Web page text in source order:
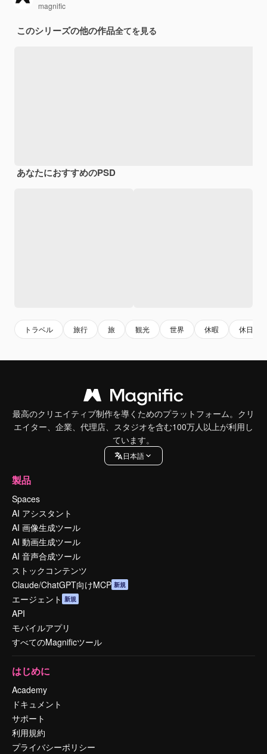
magnific
このシリーズの他の作品全てを見る
あなたにおすすめのPSD
トラベル 旅行 旅 観光 世界 休暇 休日
最高のクリエイティブ制作を導くためのプラットフォーム。クリ
エイター、企業、代理店、スタジオを含む100万人以上が利用し
ています。
日本語
製品
Spaces
AI アシスタント
AI 画像生成ツール
AI 動画生成ツール
AI 音声合成ツール
ストックコンテンツ
Claude/ChatGPT向けMCP 新規
エージェント 新規
API
モバイルアプリ
すべてのMagnificツール
はじめに
Academy
ドキュメント
サポート
利用規約
プライバシーポリシー